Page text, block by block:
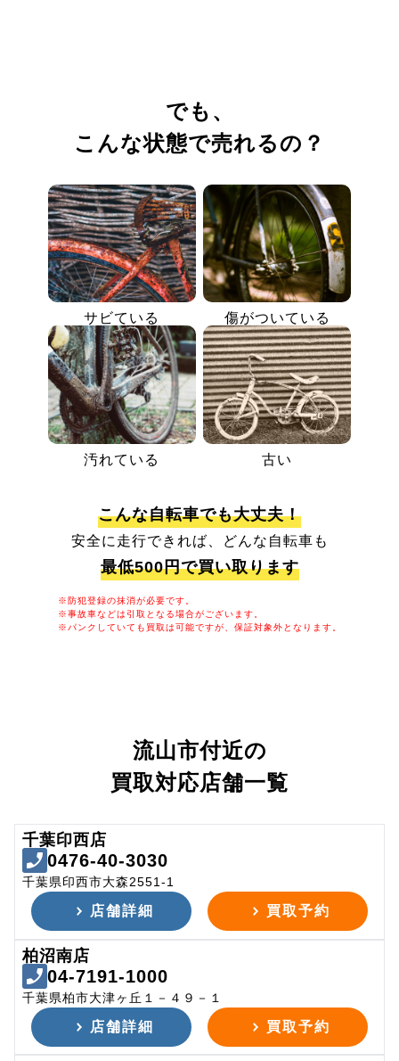
でも、
こんな状態で売れるの？
サビている 傷がついている
汚れている 古い
こんな自転車でも大丈夫！
安全に走行できれば、どんな自転車も
最低500円で買い取ります
※防犯登録の抹消が必要です。
※事故車などは引取となる場合がございます。
※パンクしていても買取は可能ですが、保証対象外となります。
流山市付近の
買取対応店舗一覧
千葉印西店
0476-40-3030
千葉県印西市大森2551-1
店舗詳細 買取予約
柏沼南店
04-7191-1000
千葉県柏市大津ヶ丘１－４９－１
店舗詳細 買取予約